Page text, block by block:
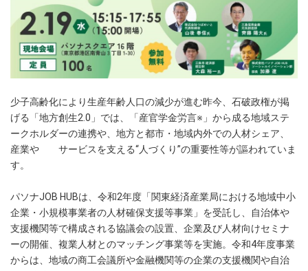
少子高齢化により生産年齢人口の減少が進む昨今、石破政権が掲
げる「地方創生2.0」では、「産官学金労言※」から成る地域ステ
ークホルダーの連携や、地方と都市・地域内外での人材シェア、
産業や サービスを支える“人づくり”の重要性等が謳われていま
す。
パソナJOB HUBは、令和2年度「関東経済産業局における地域中小
企業・小規模事業者の人材確保支援等事業」を受託し、自治体や
支援機関等で構成される協議会の設置、企業及び人材向けセミナ
ーの開催、複業人材とのマッチング事業等を実施。令和4年度事業
からは、地域の商工会議所や金融機関等の企業の支援機関や自治